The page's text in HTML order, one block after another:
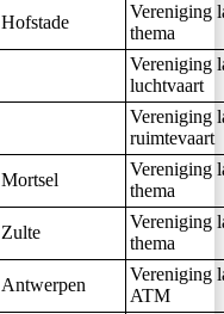
Hofstade
Vereniging
thema
Vereniging
luchtvaart
Vereniging
ruimtevaart
Mortsel
Vereniging
thema
Zulte
Vereniging
thema
Antwerpen
Vereniging
ATM